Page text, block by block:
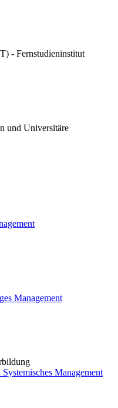
- Fernstudieninstitut
und Universitäre
Management
Management